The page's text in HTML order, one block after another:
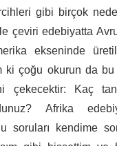
gibi birçok
çeviri edebiyatta
ekseninde
ki çoğu okurun da bu
çekecektir: Kaç
Afrika
soruları kendime